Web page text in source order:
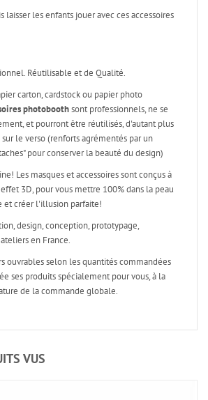
laisser les enfants jouer avec ces accessoires
Réutilisable et de Qualité.
carton, cardstock ou papier photo
photoboothsont professionnels, ne se
et pourront être réutilisés, d'autant plus
le verso (renforts agrémentés par un
pour conserver la beauté du design)
Les masques et accessoires sont conçus à
3D, pour vous mettre 100% dans la peau
et créer l'illusion parfaite!
design, conception, prototypage,
en France.
ouvrables selon les quantités commandées
ses produits spécialement pour vous, à la
de la commande globale.
VUS